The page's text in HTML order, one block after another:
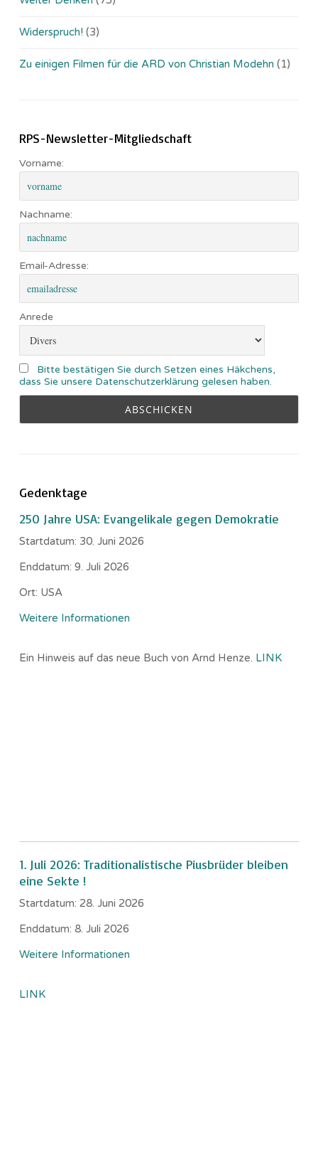
Widerspruch! (3)
Zu einigen Filmen für die ARD von Christian Modehn (1)
RPS-Newsletter-Mitgliedschaft
Vorname:
Nachname:
Email-Adresse:
Anrede
Bitte bestätigen Sie durch Setzen eines Häkchens,
dass Sie unsere Datenschutzerklärung gelesen haben.
Gedenktage
250 Jahre USA: Evangelikale gegen Demokratie
Startdatum: 30. Juni 2026
Enddatum: 9. Juli 2026
Ort: USA
Weitere Informationen
Ein Hinweis auf das neue Buch von Arnd Henze. LINK
1. Juli 2026: Traditionalistische Piusbrüder bleiben
eine Sekte !
Startdatum: 28. Juni 2026
Enddatum: 8. Juli 2026
Weitere Informationen
LINK